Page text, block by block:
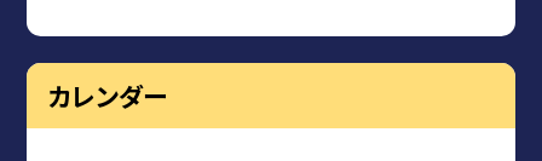
カレンダー